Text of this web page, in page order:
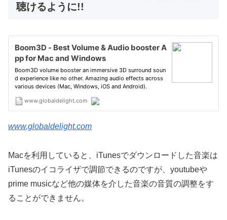
聴けるように!!
www.globaldelight.com
Macを利用していると、iTunesでダウンロードした音楽は
iTunesのイコライザで調節できるのですが、youtubeや
prime musicなど他の媒体を介した音楽の音質の調整をす
ることができません。